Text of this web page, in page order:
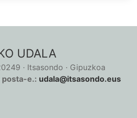
UDALA
· Itsasondo · Gipuzkoa
posta-e.: udala@itsasondo.eus